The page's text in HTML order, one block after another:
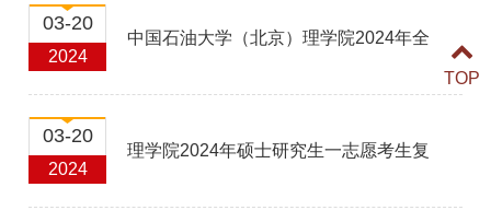
03-20
2024
中国石油大学（北京）理学院2024年全
03-20
2024
理学院2024年硕士研究生一志愿考生复
TOP